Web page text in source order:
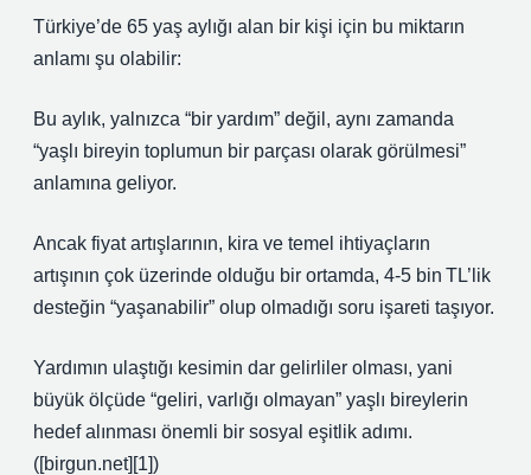
Türkiye’de 65 yaş aylığı alan bir kişi için bu miktarın
anlamı şu olabilir:
Bu aylık, yalnızca “bir yardım” değil, aynı zamanda
“yaşlı bireyin toplumun bir parçası olarak görülmesi”
anlamına geliyor.
Ancak fiyat artışlarının, kira ve temel ihtiyaçların
artışının çok üzerinde olduğu bir ortamda, 4‑5 bin TL’lik
desteğin “yaşanabilir” olup olmadığı soru işareti taşıyor.
Yardımın ulaştığı kesimin dar gelirliler olması, yani
büyük ölçüde “geliri, varlığı olmayan” yaşlı bireylerin
hedef alınması önemli bir sosyal eşitlik adımı.
([birgun.net][1])